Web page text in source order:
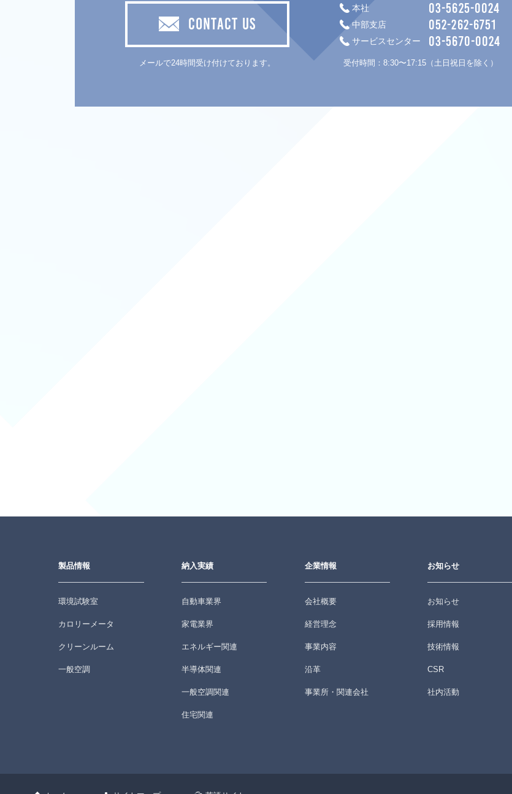
CONTACT US
メールで24時間受け付けております。
本社 03-5625-0024
中部支店 052-262-6751
サービスセンター 03-5670-0024
受付時間：8:30〜17:15（土日祝日を除く）
製品情報
環境試験室
カロリーメータ
クリーンルーム
一般空調
納入実績
自動車業界
家電業界
エネルギー関連
半導体関連
一般空調関連
住宅関連
企業情報
会社概要
経営理念
事業内容
沿革
事業所・関連会社
お知らせ
お知らせ
採用情報
技術情報
CSR
社内活動